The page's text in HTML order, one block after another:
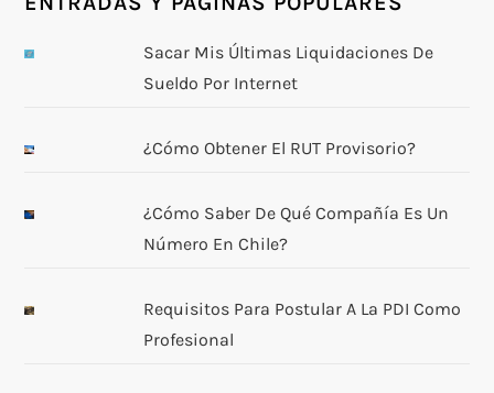
Sacar Mis Últimas Liquidaciones De
Sueldo Por Internet
¿Cómo Obtener El RUT Provisorio?
¿Cómo Saber De Qué Compañía Es Un
Número En Chile?
Requisitos Para Postular A La PDI Como
Profesional